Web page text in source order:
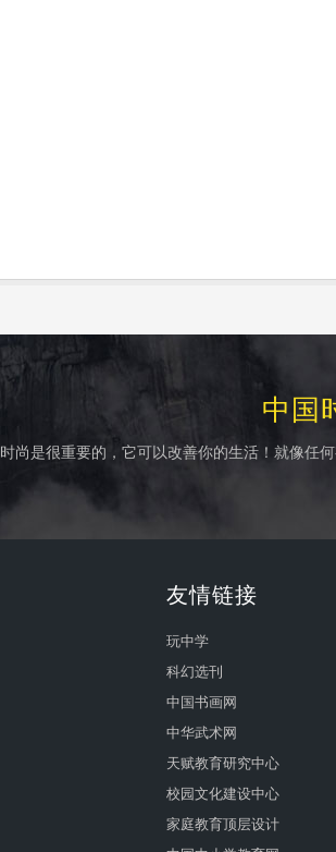
中国
时尚是很重要的，它可以改善你的生活！就像
友情链接
玩中学
科幻选刊
中国书画网
中华武术网
天赋教育研究中心
校园文化建设中心
家庭教育顶层设计